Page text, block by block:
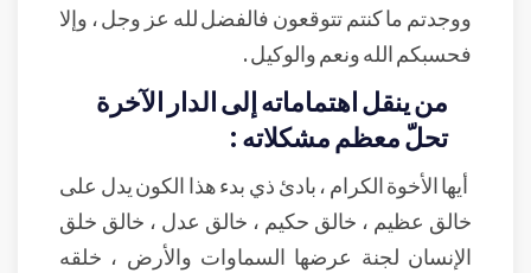
ووجدتم ما كنتم تتوقعون فالفضل لله عز وجل ، وإلا
فحسبكم الله ونعم والوكيل .
من ينقل اهتماماته إلى الدار الآخرة
تحلّ معظم مشكلاته :
أيها الأخوة الكرام ، بادئ ذي بدء هذا الكون يدل على
خالق عظيم ، خالق حكيم ، خالق عدل ، خالق خلق
الإنسان لجنة عرضها السماوات والأرض ، خلقه